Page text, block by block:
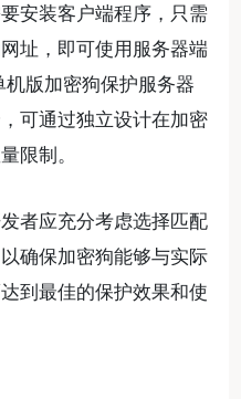
安装客户端程序，只需
址，即可使用服务器端
版加密狗保护服务器
可通过独立设计在加密
限制。
者应充分考虑选择匹配
确保加密狗能够与实际
到最佳的保护效果和使